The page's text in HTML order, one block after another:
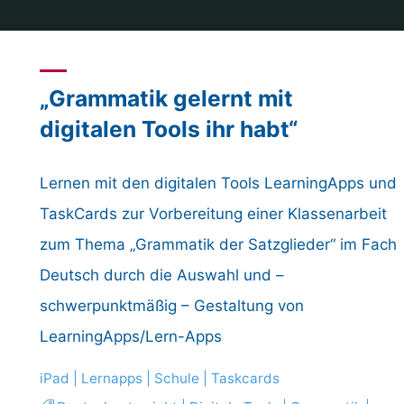
„Grammatik gelernt mit
digitalen Tools ihr habt“
Lernen mit den digitalen Tools LearningApps und
TaskCards zur Vorbereitung einer Klassenarbeit
zum Thema „Grammatik der Satzglieder“ im Fach
Deutsch durch die Auswahl und –
schwerpunktmäßig – Gestaltung von
LearningApps/Lern-Apps
iPad Lernapps Schule
Taskcards